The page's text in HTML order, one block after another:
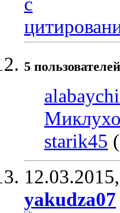
5
starik45
12.03.2015,
yakudza07